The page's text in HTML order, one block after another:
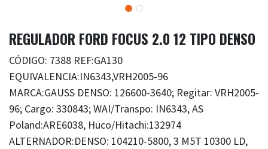
REGULADOR FORD FOCUS 2.0 12 TIPO DENSO
CÓDIGO: 7388 REF:GA130
EQUIVALENCIA:IN6343,VRH2005-96
MARCA:GAUSS DENSO: 126600-3640; Regitar: VRH2005-
96; Cargo: 330843; WAI/Transpo: IN6343, AS
Poland:ARE6038, Huco/Hitachi:132974
ALTERNADOR:DENSO: 104210-5800, 3 M5T 10300 LD,